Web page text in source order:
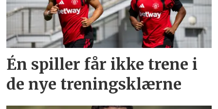
Én spiller får ikke trene i
de nye treningsklærne